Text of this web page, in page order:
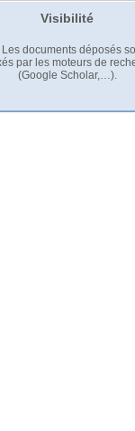
Visibilité
documents déposés
par les moteurs de
(Google Scholar,…).